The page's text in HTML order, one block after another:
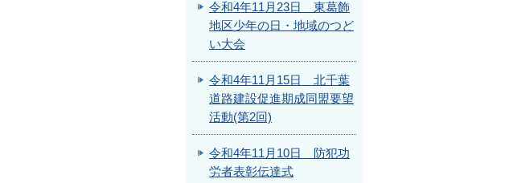
令和4年11月23日 東葛飾
地区少年の日・地域のつど
い大会
令和4年11月15日 北千葉
道路建設促進期成同盟要望
活動(第2回)
令和4年11月10日 防犯功
労者表彰伝達式